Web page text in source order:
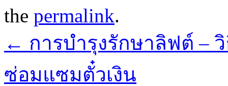
the permalink.
← การบำรุงรักษาลิฟต์ –
ซ่อมแซมตั๋วเงิน